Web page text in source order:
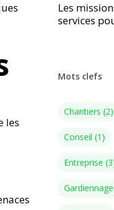
les
Les
services
Mots clefs
Chantiers (2)
Conseil (1)
Entreprise
Gardiennage